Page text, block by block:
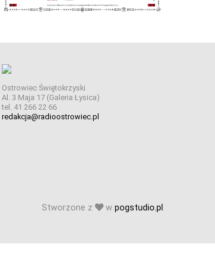
Ostrowiec Świętokrzyski
Al. 3 Maja 17 (Galeria Łysica)
tel. 41 266 22 66
redakcja@radioostrowiec.pl
Stworzone z w pogstudio.pl